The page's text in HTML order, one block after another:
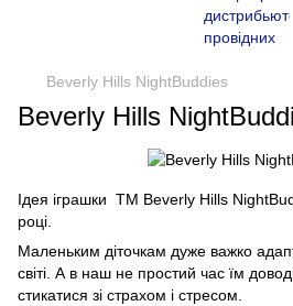
Beverly Hills NightBuddies
Beverly Hills
Ідея іграшки ТМ Beverly Hills
році.
Маленьким діточкам дуже важко
світі. А в наш не простий час їм
стикатися зі страхом і стресом.